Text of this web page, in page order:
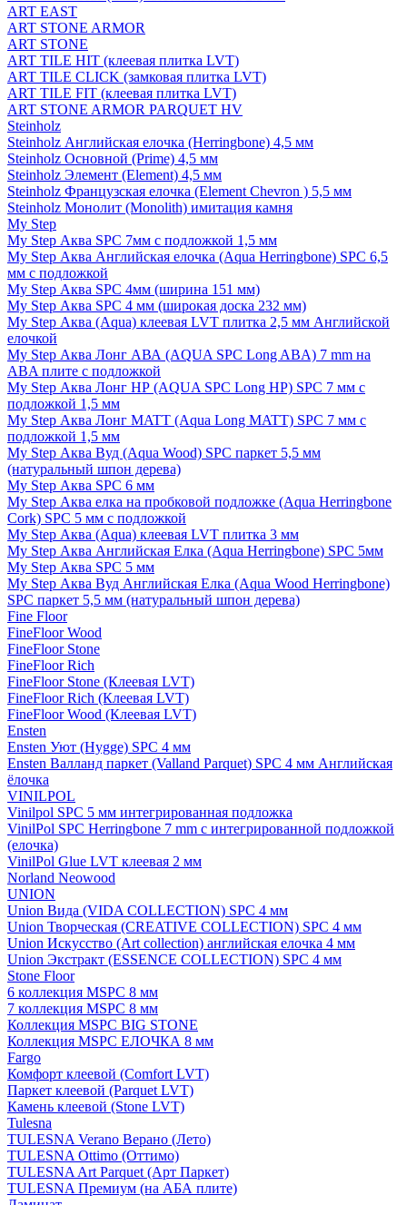
ART EAST
ART STONE ARMOR
ART STONE
ART TILE HIT (клеевая плитка LVT)
ART TILE CLICK (замковая плитка LVT)
ART TILE FIT (клеевая плитка LVT)
ART STONE ARMOR PARQUET HV
Steinholz
Steinholz Английская елочка (Herringbone) 4,5 мм
Steinholz Основной (Prime) 4,5 мм
Steinholz Элемент (Element) 4,5 мм
Steinholz Французская елочка (Element Chevron ) 5,5 мм
Steinholz Монолит (Monolith) имитация камня
My Step
My Step Аква SPC 7мм c подложкой 1,5 мм
My Step Аква Английская елочка (Aqua Herringbone) SPC 6,5
мм с подложкой
My Step Аква SPC 4мм (ширина 151 мм)
My Step Аква SPC 4 мм (широкая доска 232 мм)
My Step Аква (Aqua) клеевая LVT плитка 2,5 мм Английской
елочкой
My Step Аква Лонг АВА (AQUA SPC Long ABA) 7 mm на
ABA плите с подложкой
My Step Аква Лонг НР (AQUA SPC Long HP) SPC 7 мм с
подложкой 1,5 мм
My Step Аква Лонг MATT (Aqua Long MATT) SPC 7 мм с
подложкой 1,5 мм
My Step Аква Вуд (Aqua Wood) SPC паркет 5,5 мм
(натуральный шпон дерева)
My Step Аква SPC 6 мм
My Step Аква елка на пробковой подложке (Aqua Herringbone
Cork) SPC 5 мм с подложкой
My Step Аква (Aqua) клеевая LVT плитка 3 мм
My Step Аква Английская Елка (Aqua Herringbone) SPC 5мм
My Step Аква SPC 5 мм
My Step Аква Вуд Английская Елка (Aqua Wood Herringbone)
SPC паркет 5,5 мм (натуральный шпон дерева)
Fine Floor
FineFloor Wood
FineFloor Stone
FineFloor Rich
FineFloor Stone (Клеевая LVT)
FineFloor Rich (Клеевая LVT)
FineFloor Wood (Клеевая LVT)
Ensten
Ensten Уют (Hygge) SPC 4 мм
Ensten Валланд паркет (Valland Parquet) SPC 4 мм Английская
ёлочка
VINILPOL
Vinilpol SPC 5 мм интегрированная подложка
VinilPol SPC Herringbone 7 mm с интегрированной подложкой
(елочка)
VinilPol Glue LVT клеевая 2 мм
Norland Neowood
UNION
Union Вида (VIDA COLLECTION) SPC 4 мм
Union Творческая (CREATIVE COLLECTION) SPC 4 мм
Union Искусство (Art collection) английская елочка 4 мм
Union Экстракт (ESSENCE COLLECTION) SPC 4 мм
Stone Floor
6 коллекция MSPC 8 мм
7 коллекция MSPC 8 мм
Коллекция MSPC BIG STONE
Коллекция MSPC ЕЛОЧКА 8 мм
Fargo
Комфорт клеевой (Comfort LVT)
Паркет клеевой (Parquet LVT)
Камень клеевой (Stone LVT)
Tulesna
TULESNA Verano Верано (Лето)
TULESNA Ottimo (Оттимо)
TULESNA Art Parquet (Арт Паркет)
TULESNA Премиум (на АБА плите)